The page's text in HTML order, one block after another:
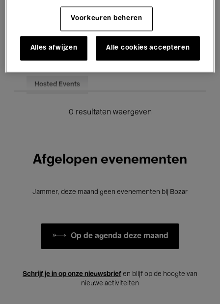
Onderwijs Rondleidingen
Hosted Events
0 resultaten weergeven
Afgelopen evenementen
Jammer, deze maand geen evenementen bij Bozar
Op de agenda deze maand
Schrijf je in op onze nieuwsbrief en blijf op de hoogte van
nieuwe activiteiten
Voorkeuren beheren
Alles afwijzen Alle cookies accepteren